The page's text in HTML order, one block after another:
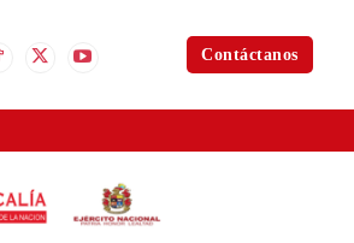
Contáctanos